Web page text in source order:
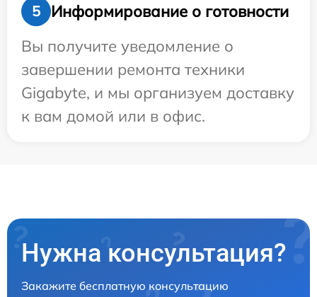
5
Информирование о готовности
Вы получите уведомление о
завершении ремонта техники
Gigabyte, и мы организуем доставку
к вам домой или в офис.
Нужна консультация?
Закажите бесплатную консультацию